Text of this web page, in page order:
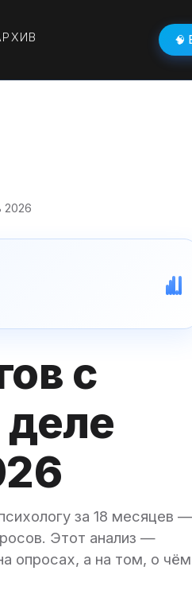
🧠
2026
с
за 18 месяцев —
Этот анализ —
опросах, а на том, о чём